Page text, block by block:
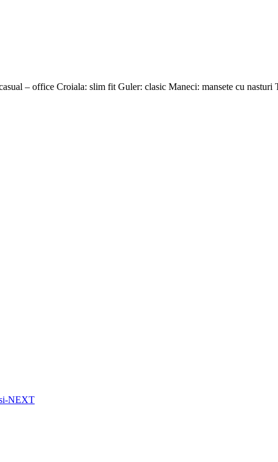
– office Croiala: slim fit Guler: clasic Maneci: mansete cu